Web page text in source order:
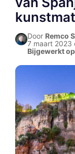
Door Remco
7 maart 2023
Bijgewerkt